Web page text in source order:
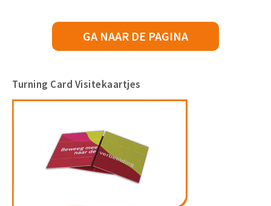
GA NAAR DE PAGINA
Turning Card Visitekaartjes